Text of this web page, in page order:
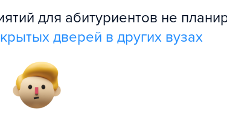
для абитуриентов не
дверей в других вузах